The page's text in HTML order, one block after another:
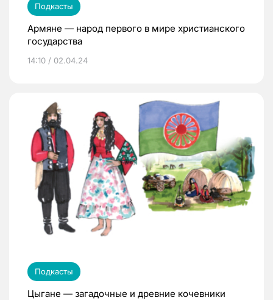
Подкасты
Армяне — народ первого в мире христианского
государства
14:10 / 02.04.24
Подкасты
Цыгане — загадочные и древние кочевники